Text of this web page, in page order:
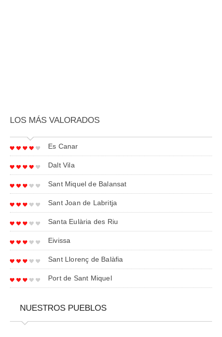
LOS MÁS VALORADOS
Es Canar
Dalt Vila
Sant Miquel de Balansat
Sant Joan de Labritja
Santa Eulària des Riu
Eivissa
Sant Llorenç de Balàfia
Port de Sant Miquel
NUESTROS PUEBLOS